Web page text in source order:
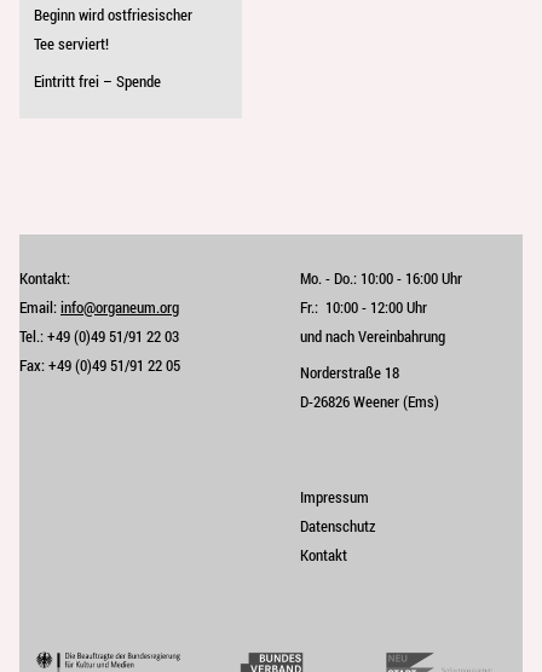
Beginn wird ostfriesischer
Tee serviert!
Eintritt frei – Spende
Impressum
Datenschutz
Kontakt
Kontakt:
Email:info@organeum.org
Tel.:+49 (0)49 51/91 22 03
Fax:+49 (0)49 51/91 22 05
Mo. - Do.: 10:00 - 16:00 Uhr
Fr.: 10:00 - 12:00 Uhr
und nach Vereinbahrung
Norderstraße 18
D-26826 Weener (Ems)